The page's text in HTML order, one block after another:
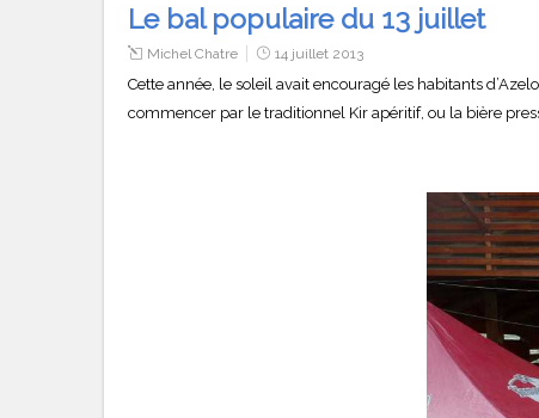
Le bal populaire du 13 juillet
Michel Chatre 14 juillet 2013
Cette année, le soleil avait encouragé les habitants
commencer par le traditionnel Kir apéritif, ou la bière